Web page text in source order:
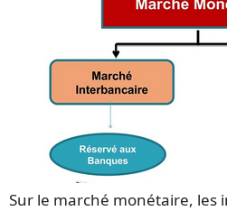
Sur le marché monétaire, les